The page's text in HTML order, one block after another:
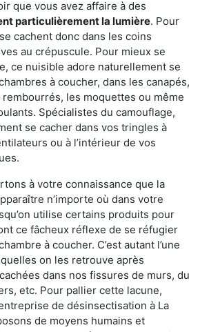
que vous avez affaire à des
particulièrement la lumière. Pour
cachent donc dans les coins
au crépuscule. Pour mieux se
ce nuisible adore naturellement se
à coucher, dans les canapés,
les moquettes ou même
Spécialistes du camouflage,
se cacher dans vos tringles à
ou à l’intérieur de vos
à votre connaissance que la
n’importe où dans votre
utilise certains produits pour
ce fâcheux réflexe de se réfugier
à coucher. C’est autant l’une
on les retrouve après
dans nos fissures de murs, du
etc. Pour pallier cette lacune,
de désinsectisation à La
de moyens humains et